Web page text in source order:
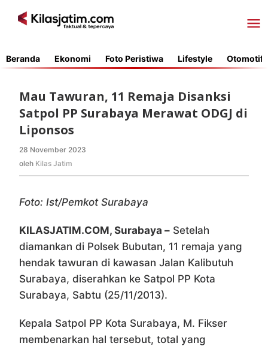
Beranda Ekonomi Foto Peristiwa Lifestyle Otomotif
Mau Tawuran, 11 Remaja Disanksi
Satpol PP Surabaya Merawat ODGJ di
Liponsos
28 November 2023
oleh Kilas Jatim
Foto: Ist/Pemkot Surabaya
KILASJATIM.COM, Surabaya – Setelah
diamankan di Polsek Bubutan, 11 remaja yang
hendak tawuran di kawasan Jalan Kalibutuh
Surabaya, diserahkan ke Satpol PP Kota
Surabaya, Sabtu (25/11/2013).
Kepala Satpol PP Kota Surabaya, M. Fikser
membenarkan hal tersebut, total yang